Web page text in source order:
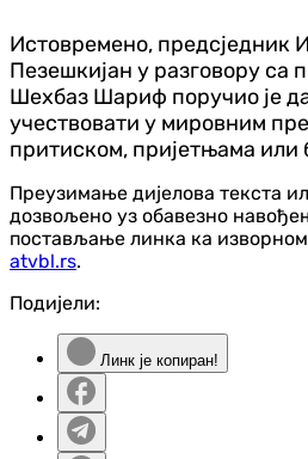
Истовремено, предсједник
Пезешкијан у разговору са
Шехбаз Шариф поручио је
учествовати у мировним
притиском, пријетњама или
Преузимање дијелова текста
дозвољено уз обавезно
постављање линка ка
atvbl.rs.
Подијели:
Линк је копиран!